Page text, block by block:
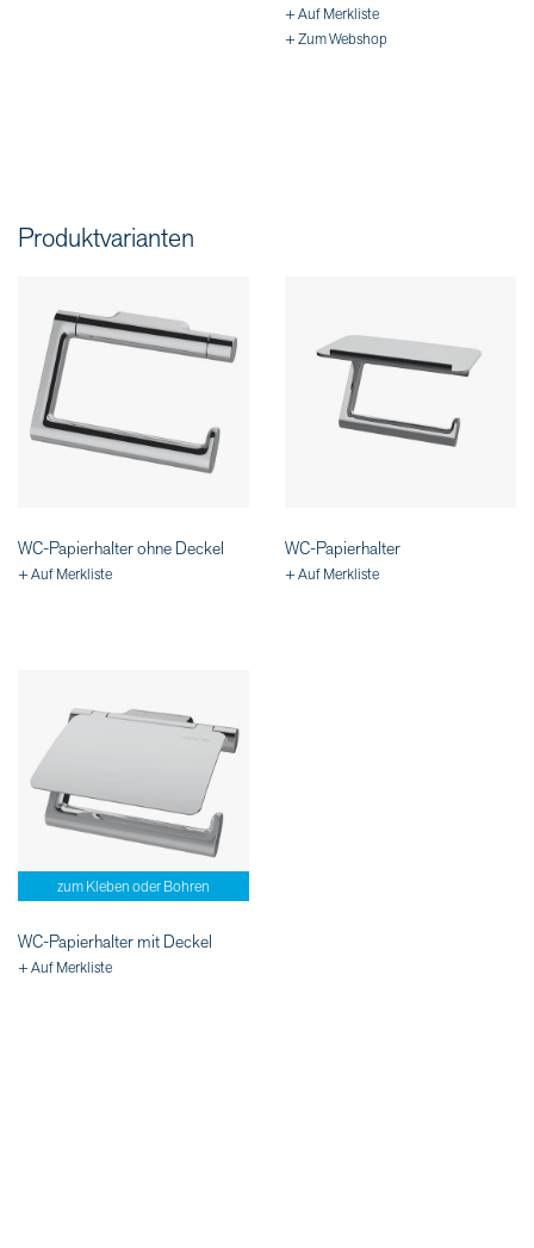
+ Auf Merkliste
+ Zum Webshop
Produktvarianten
WC-Papierhalter ohne Deckel
+ Auf Merkliste
WC-Papierhalter
+ Auf Merkliste
zum Kleben oder Bohren
WC-Papierhalter mit Deckel
+ Auf Merkliste